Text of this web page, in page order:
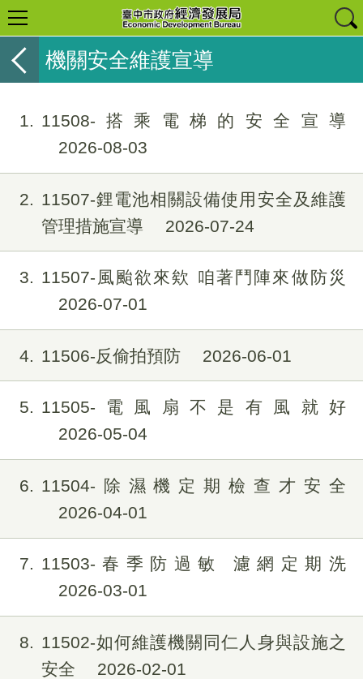
機關安全維護宣導
1
11508-搭乘電梯的安全宣導
2026-08-03
2
11507-鋰電池相關設備使用安全及維護
管理措施宣導
2026-07-24
3
11507-風颱欲來欸 咱著鬥陣來做防災
2026-07-01
4 11506-反偷拍預防 2026-06-01
5
11505-電風扇不是有風就好
2026-05-04
6
11504-除濕機定期檢查才安全
2026-04-01
7
11503-春季防過敏 濾網定期洗
2026-03-01
8
11502-如何維護機關同仁人身與設施之
安全
2026-02-01